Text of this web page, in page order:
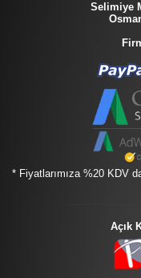
Selimiye
* Fiyatlarımıza %20 KDV
Açık